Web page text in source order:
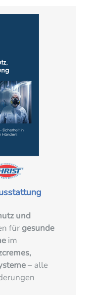
und
für gesunde
im
– alle